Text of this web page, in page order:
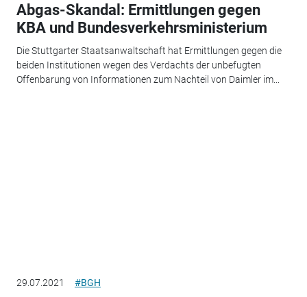
Abgas-Skandal: Ermittlungen gegen
KBA und Bundesverkehrsministerium
Die Stuttgarter Staatsanwaltschaft hat Ermittlungen gegen die
beiden Institutionen wegen des Verdachts der unbefugten
Offenbarung von Informationen zum Nachteil von Daimler im...
29.07.2021 #BGH